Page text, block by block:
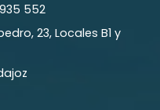
552
23, Locales B1 y